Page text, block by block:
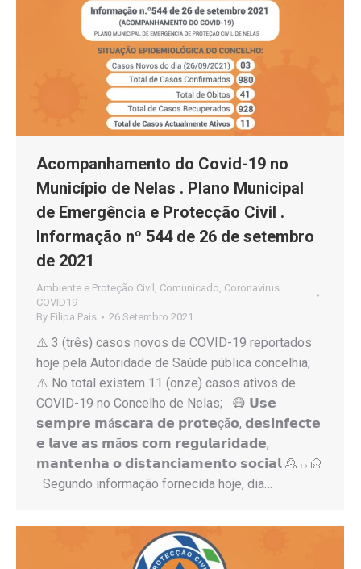
Acompanhamento do Covid-19 no
Município de Nelas . Plano Municipal
de Emergência e Protecção Civil .
Informação nº 544 de 26 de setembro
de 2021
Ambiente e Proteção Civil Comunicado Coronavirus
COVID19
By Filipa Pais 26 Setembro 2021
⚠️ 3 (três) casos novos de COVID-19 reportados
hoje pela Autoridade de Saúde pública concelhia;
⚠️ No total existem 11 (onze) casos ativos de
COVID-19 no Concelho de Nelas; 😷 𝗨𝘀𝗲
𝘀𝗲𝗺𝗽𝗿𝗲 𝗺á𝘀𝗰𝗮𝗿𝗮 𝗱𝗲 𝗽𝗿𝗼𝘁𝗲çã𝗼, 𝗱𝗲𝘀𝗶𝗻𝗳𝗲𝗰𝘁𝗲
𝗲 𝗹𝗮𝘃𝗲 𝗮𝘀 𝗺ã𝗼𝘀 𝗰𝗼𝗺 𝗿𝗲𝗴𝘂𝗹𝗮𝗿𝗶𝗱𝗮𝗱𝗲,
𝗺𝗮𝗻𝘁𝗲𝗻𝗵𝗮 𝗼 𝗱𝗶𝘀𝘁𝗮𝗻𝗰𝗶𝗮𝗺𝗲𝗻𝘁𝗼 𝘀𝗼𝗰𝗶𝗮𝗹 🙎↔️🙍
Segundo informação fornecida hoje, dia…